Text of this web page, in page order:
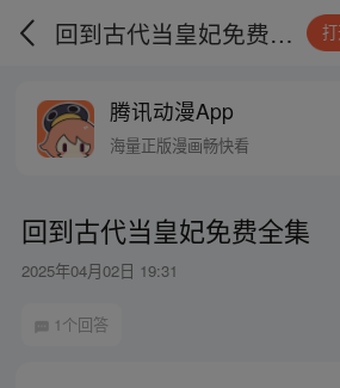
回到古代当皇妃免费全集
腾讯动漫App
海量正版漫画畅快看
回到古代当皇妃免费全集
2025年04月02日 19:31
1个回答